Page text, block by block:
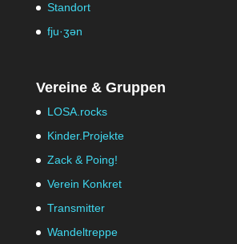
Standort
fju·ʒən
Vereine & Gruppen
LOSA.rocks
Kinder.Projekte
Zack & Poing!
Verein Konkret
Transmitter
Wandeltreppe